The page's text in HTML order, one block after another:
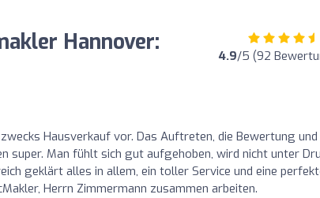
Hannover:
4.9/5 (92
Hausverkauf vor. Das Auftreten, die Bewertung
super. Man fühlt sich gut aufgehoben, wird nicht unter
geklärt alles in allem, ein toller Service und eine
Herrn Zimmermann zusammen arbeiten.